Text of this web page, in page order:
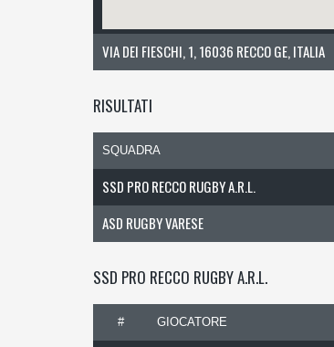
VIA DEI FIESCHI, 1, 16036 RECCO GE, ITALIA
RISULTATI
SQUADRA
SSD PRO RECCO RUGBY A.R.L.
ASD RUGBY VARESE
SSD PRO RECCO RUGBY A.R.L.
# GIOCATORE